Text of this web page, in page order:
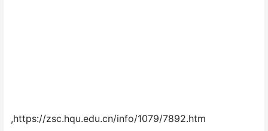
,https://zsc.hqu.edu.cn/info/1079/7892.htm